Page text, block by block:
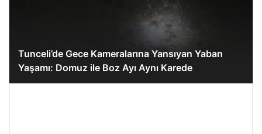
Tunceli’de Gece Kameralarına Yansıyan Yaban
Yaşamı: Domuz ile Boz Ayı Aynı Karede